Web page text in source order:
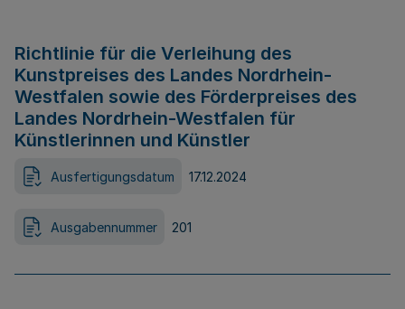
Richtlinie für die Verleihung des
Kunstpreises des Landes Nordrhein-
Westfalen sowie des Förderpreises des
Landes Nordrhein-Westfalen für
Künstlerinnen und Künstler
Ausfertigungsdatum 17.12.2024
Ausgabennummer 201